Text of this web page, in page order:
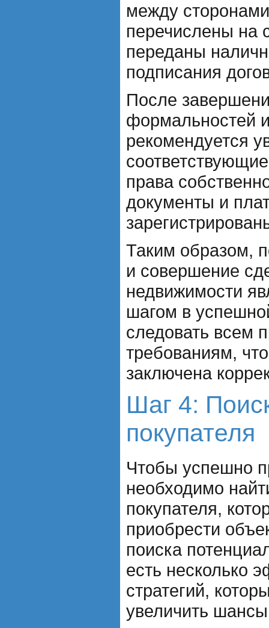
между
перечислены на
переданы
подписания
После
формальностей
рекомендуется
права
документы и
Таким образом,
и совершение
недвижимости
шагом в
следовать всем
требованиям,
заключена
Шаг 4:
покупателя
Чтобы успешно
необходимо
покупателя,
приобрести
поиска
есть несколько
стратегий,
увеличить